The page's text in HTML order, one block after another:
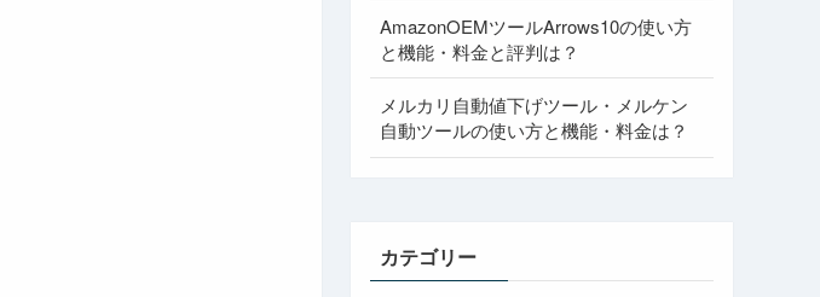
AmazonOEMツールArrows10の使い方
と機能・料金と評判は？
メルカリ自動値下げツール・メルケン
自動ツールの使い方と機能・料金は？
カテゴリー